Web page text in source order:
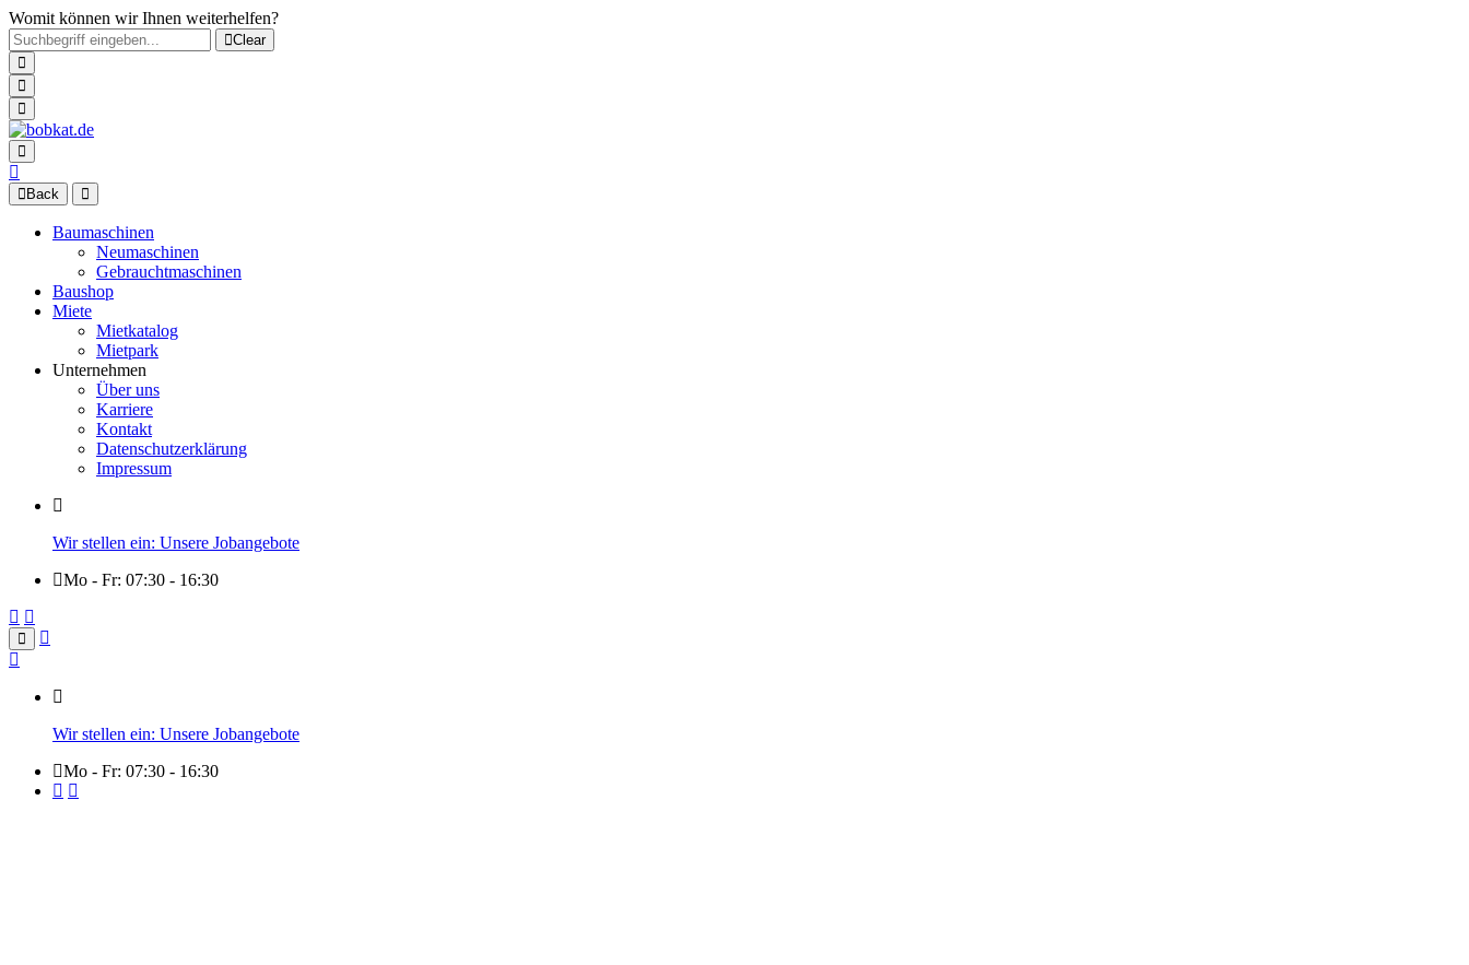
Womit können wir Ihnen weiterhelfen?
Clear
Back
Baumaschinen
Neumaschinen
Gebrauchtmaschinen
Baushop
Miete
Mietkatalog
Mietpark
Unternehmen
Über uns
Karriere
Kontakt
Datenschutzerklärung
Impressum
Wir stellen ein: Unsere Jobangebote
Mo - Fr: 07:30 - 16:30
Wir stellen ein: Unsere Jobangebote
Mo - Fr: 07:30 - 16:30